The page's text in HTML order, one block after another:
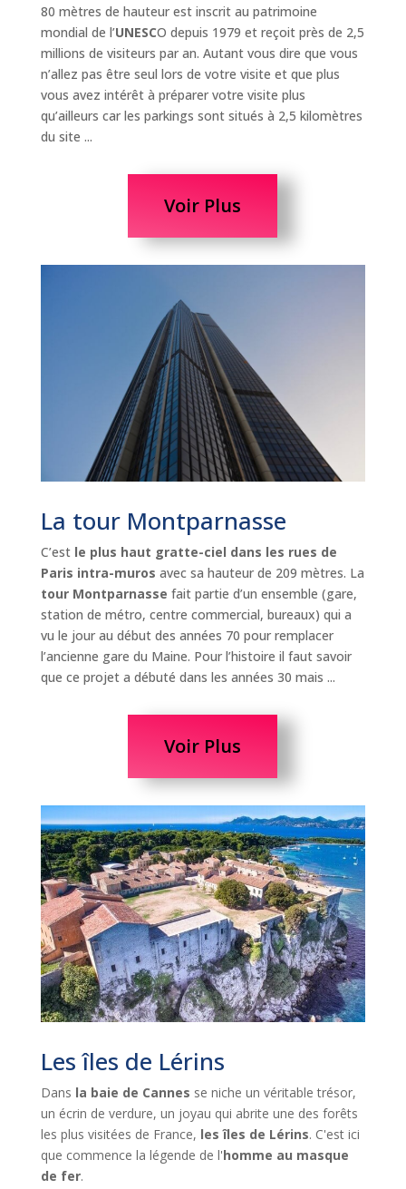
80 mètres de hauteur est inscrit au patrimoine
mondial de l’UNESCO depuis 1979 et reçoit près de 2,5
millions de visiteurs par an. Autant vous dire que vous
n’allez pas être seul lors de votre visite et que plus
vous avez intérêt à préparer votre visite plus
qu’ailleurs car les parkings sont situés à 2,5 kilomètres
du site ...
Voir Plus
La tour Montparnasse
C’est le plus haut gratte-ciel dans les rues de
Paris intra-muros avec sa hauteur de 209 mètres. La
tour Montparnasse fait partie d’un ensemble (gare,
station de métro, centre commercial, bureaux) qui a
vu le jour au début des années 70 pour remplacer
l’ancienne gare du Maine. Pour l’histoire il faut savoir
que ce projet a débuté dans les années 30 mais ...
Voir Plus
Les îles de Lérins
Dans la baie de Cannes se niche un véritable trésor,
un écrin de verdure, un joyau qui abrite une des forêts
les plus visitées de France, les îles de Lérins. C'est ici
que commence la légende de l'homme au masque
de fer.